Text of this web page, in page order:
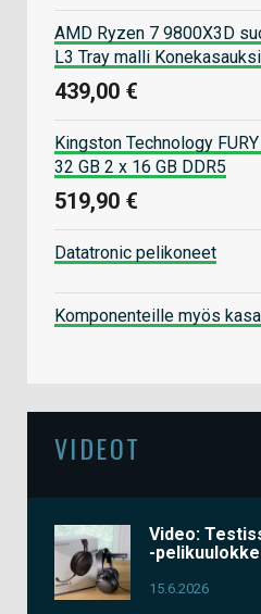
AMD Ryzen 7 9800X3D
L3 Tray malli
439,00 €
Kingston Technology
32 GB 2 x 16 GB DDR5
519,90 €
Datatronic pelikoneet
Komponenteille myös
VIDEOT
Video:
-
15.6.2026